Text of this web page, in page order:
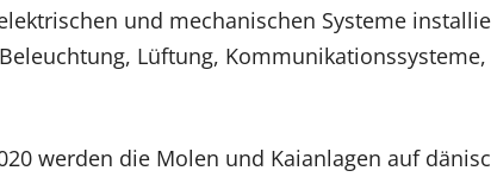
und mechanischen Systeme
Lüftung,
werden die Molen und Kaianlagen auf